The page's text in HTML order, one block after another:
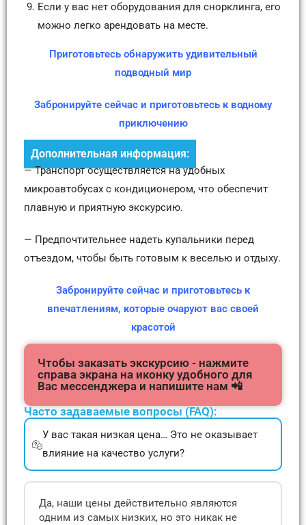
Если у вас нет оборудования для снорклинга, его
можно легко арендовать на месте.
Приготовьтесь обнаружить удивительный
подводный мир
Забронируйте сейчас и приготовьтесь к водному
приключению
Дополнительная информация:
— Транспорт осуществляется на удобных
микроавтобусах с кондиционером, что обеспечит
плавную и приятную экскурсию.
— Предпочтительнее надеть купальники перед
отъездом, чтобы быть готовым к веселью и отдыху.
Забронируйте сейчас и приготовьтесь к
впечатлениям, которые очаруют вас своей
красотой
Чтобы заказать экскурсию - нажмите
справа экрана на иконку удобного для
Вас мессенджера и напишите нам 📲
Часто задаваемые вопросы (FAQ):
У вас такая низкая цена… Это не оказывает
влияние на качество услуги?
Да, наши цены действительно являются
одним из самых низких, но это никак не